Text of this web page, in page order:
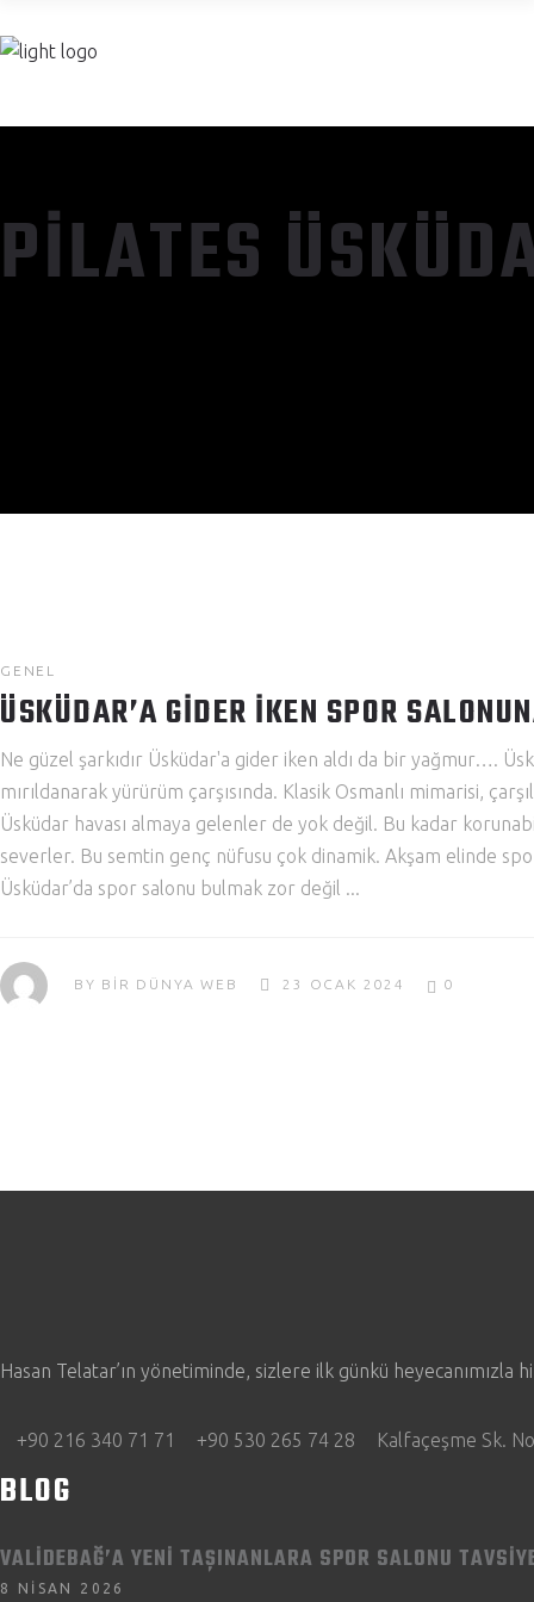
PILATES
GENEL
ÜSKÜDAR’A GIDER IKEN SPOR
Ne güzel şarkıdır Üsküdar'a gider iken aldı da bir yağmur….
mırıldanarak yürürüm çarşısında. Klasik Osmanlı mimarisi,
Üsküdar havası almaya gelenler de yok değil. Bu kadar
severler. Bu semtin genç nüfusu çok dinamik. Akşam elinde
Üsküdar’da spor salonu bulmak zor değil
BY BIR DÜNYA WEB 23 OCAK 2024 0
Hasan Telatar’ın yönetiminde, sizlere ilk günkü
+90 216 340 71 71 +90 530 265 74 28 Kalfaçeşme Sk.
BLOG
VALIDEBAĞ’A YENI TAŞINANLARA SPOR SALONU
8 NISAN 2026